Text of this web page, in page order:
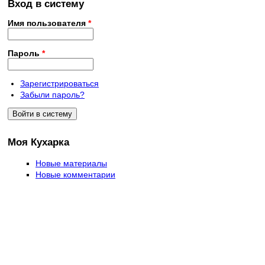
Вход в систему
Имя пользователя *
Пароль *
Зарегистрироваться
Забыли пароль?
Моя Кухарка
Новые материалы
Новые комментарии